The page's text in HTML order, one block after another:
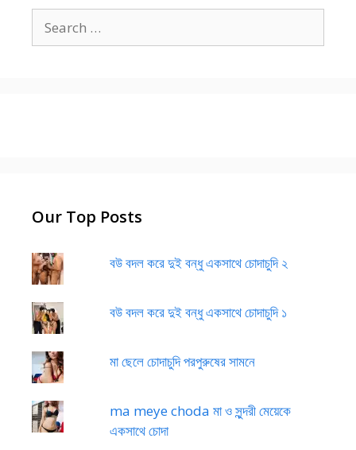
for:
Our Top Posts
বউ বদল করে দুই বন্ধু একসাথে চোদাচুদি ২
বউ বদল করে দুই বন্ধু একসাথে চোদাচুদি ১
মা ছেলে চোদাচুদি পরপুরুষের সামনে
ma meye choda মা ও সুন্দরী মেয়েকে
একসাথে চোদা